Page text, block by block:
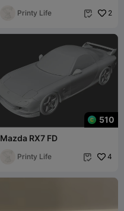
Printy Life  2
510
Mazda RX7 FD
Printy Life  4